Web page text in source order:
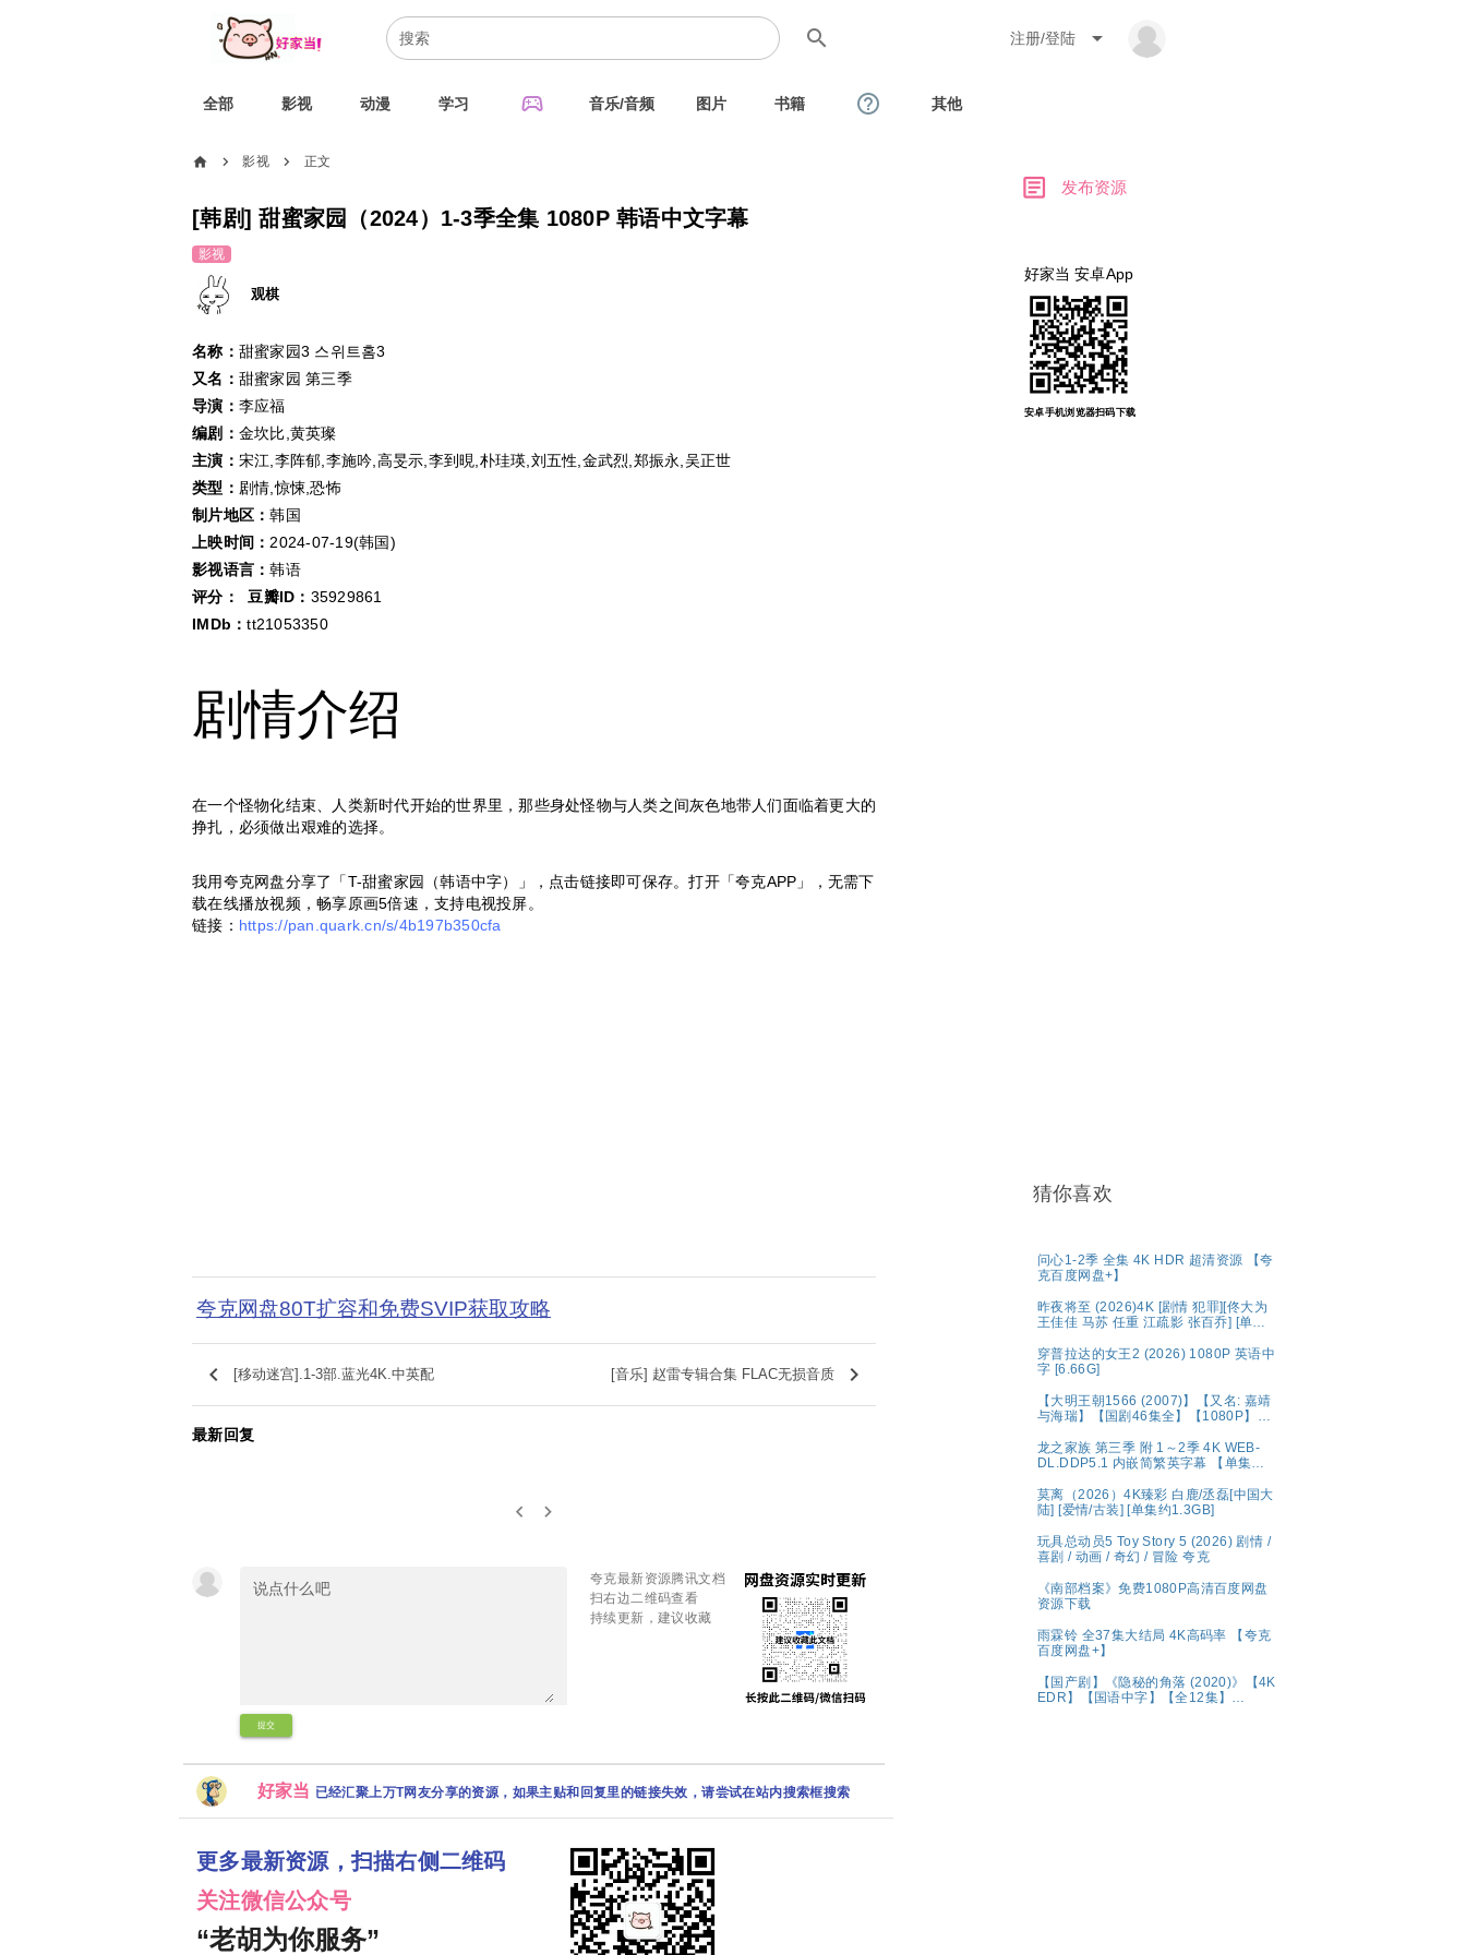
search 注册/登陆 arrow_drop_down
全部 影视 动漫 学习 sports_esports 音乐/音频 图片 书籍 help_outline 其他
home chevron_right 影视 chevron_right 正文
[韩剧] 甜蜜家园（2024）1-3季全集 1080P 韩语中文字幕
影视
观棋
名称： 甜蜜家园3 스위트홈3
又名： 甜蜜家园 第三季
导演： 李应福
编剧： 金坎比,黄英璨
主演： 宋江,李阵郁,李施吟,高旻示,李到晛,朴珪瑛,刘五性,金武烈,郑振永,吴正世
类型： 剧情,惊悚,恐怖
制片地区：韩国
上映时间： 2024-07-19(韩国)
影视语言：韩语
评分：
豆瓣ID： 35929861
IMDb：tt21053350
剧情介绍
在一个怪物化结束、人类新时代开始的世界里，那些身处怪物与人类之间灰色地带人们面临着更大的
挣扎，必须做出艰难的选择。
我用夸克网盘分享了「T-甜蜜家园（韩语中字）」，点击链接即可保存。打开「夸克APP」，无需下
载在线播放视频，畅享原画5倍速，支持电视投屏。
链接： https://pan.quark.cn/s/4b197b350cfa
夸克网盘80T扩容和免费SVIP获取攻略
keyboard_arrow_left [移动迷宫].1-3部.蓝光4K.中英配 [音乐] 赵雷专辑合集 FLAC无损音质 keyboard_arrow_right
最新回复
keyboard_arrow_left keyboard_arrow_right
提交
夸克最新资源腾讯文档
扫右边二维码查看
持续更新，建议收藏
好家当 已经汇聚上万T网友分享的资源，如果主贴和回复里的链接失效，请尝试在站内搜索框搜索
更多最新资源，扫描右侧二维码
关注微信公众号
“老胡为你服务”
article 发布资源
好家当 安卓App
安卓手机浏览器扫码下载
猜你喜欢
问心1-2季 全集 4K HDR 超清资源 【夸
克百度网盘+】
昨夜将至 (2026)4K [剧情 犯罪][佟大为
王佳佳 马苏 任重 江疏影 张百乔] [单集
穿普拉达的女王2 (2026) 1080P 英语中
字 [6.66G]
【大明王朝1566 (2007)】【又名: 嘉靖
与海瑞】【国剧46集全】【1080P】
分】【剧情 / 历史】【陈宝国 / 黄志忠 /
倪大红 】夸克
龙之家族 第三季 附 1～2季 4K WEB-
DL.DDP5.1 内嵌简繁英字幕 【单集
莫离（2026）4K臻彩 白鹿/丞磊[中国大
陆] [爱情/古装] [单集约1.3GB]
玩具总动员5 Toy Story 5 (2026) 剧情 /
喜剧 / 动画 / 奇幻 / 冒险 夸克
《南部档案》免费1080P高清百度网盘
资源下载
雨霖铃 全37集大结局 4K高码率 【夸克
百度网盘+】
【国产剧】《隐秘的角落 (2020)》【4K
EDR】【国语中字】【全12集】